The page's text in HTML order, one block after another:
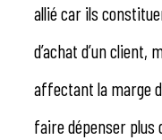
allié car ils
d’achat d’un client,
affectant la marge
faire dépenser plus